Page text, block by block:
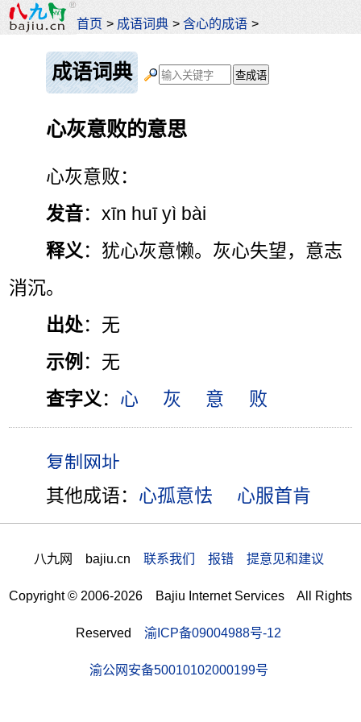
首页 > 成语词典 >含心的成语 >
成语词典
心灰意败的意思
心灰意败：
发音：xīn huī yì bài
释义 ：犹心灰意懒。灰心失望，意志
消沉。
出处：无
示例 ：无
查字义 ： 心 灰 意 败
其他成语： 心孤意怯 心服首肯
八九网 bajiu.cn 联系我们 报错 提意见和建议
Copyright © 2006-2026 Bajiu Internet Services All Rights
Reserved 渝ICP备09004988号-12
渝公网安备50010102000199号